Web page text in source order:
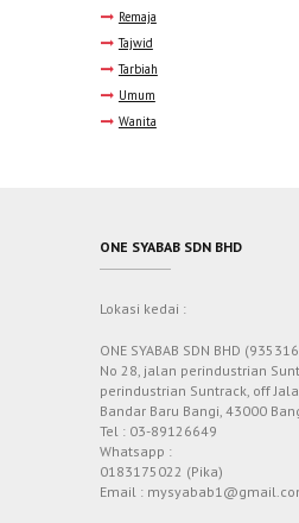
Remaja
Tajwid
Tarbiah
Umum
Wanita
ONE SYABAB SDN BHD
Lokasi kedai :
ONE SYABAB SDN BHD
No 28, jalan perindustrian
perindustrian Suntrack, off
Bandar Baru Bangi, 43000
Tel : 03-89126649
Whatsapp :
0183175022 (Pika)
Email :